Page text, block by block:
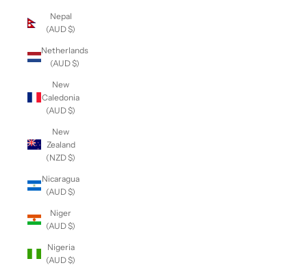
Nepal
(AUD $)
Netherlands
(AUD $)
New
Caledonia
(AUD $)
New
Zealand
(NZD $)
Nicaragua
(AUD $)
Niger
(AUD $)
Nigeria
(AUD $)